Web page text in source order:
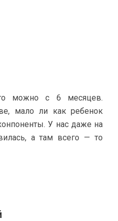
можно с 6 месяцев.
мало ли как ребенок
У нас даже на
а там всего — то